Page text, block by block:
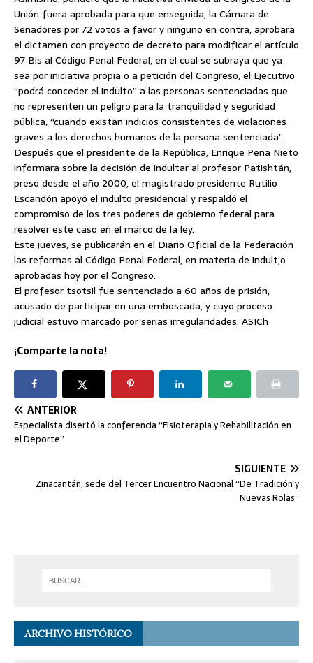
Unión fuera aprobada para que enseguida, la Cámara de
Senadores por 72 votos a favor y ninguno en contra, aprobara
el dictamen con proyecto de decreto para modificar el artículo
97 Bis al Código Penal Federal, en el cual se subraya que ya
sea por iniciativa propia o a petición del Congreso, el Ejecutivo
“podrá conceder el indulto” a las personas sentenciadas que
no representen un peligro para la tranquilidad y seguridad
pública, “cuando existan indicios consistentes de violaciones
graves a los derechos humanos de la persona sentenciada”.
Después que el presidente de la República, Enrique Peña Nieto
informara sobre la decisión de indultar al profesor Patishtán,
preso desde el año 2000, el magistrado presidente Rutilio
Escandón apoyó el indulto presidencial y respaldó el
compromiso de los tres poderes de gobierno federal para
resolver este caso en el marco de la ley.
Este jueves, se publicarán en el Diario Oficial de la Federación
las reformas al Código Penal Federal, en materia de indult,o
aprobadas hoy por el Congreso.
El profesor tsotsil fue sentenciado a 60 años de prisión,
acusado de participar en una emboscada, y cuyo proceso
judicial estuvo marcado por serias irregularidades. ASICh
¡Comparte la nota!
ANTERIOR
Especialista disertó la conferencia “Fisioterapia y Rehabilitación en
el Deporte”
SIGUIENTE
Zinacantán, sede del Tercer Encuentro Nacional “De Tradición y
Nuevas Rolas”
ARCHIVO HISTÓRICO